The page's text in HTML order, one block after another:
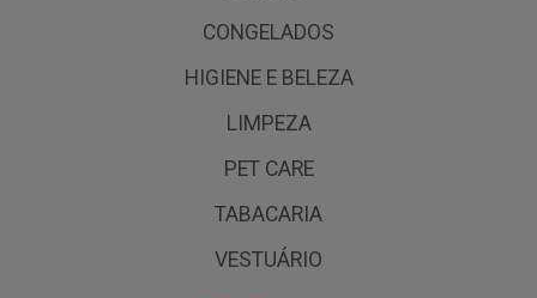
CONGELADOS
HIGIENE E BELEZA
LIMPEZA
PET CARE
TABACARIA
VESTUÁRIO